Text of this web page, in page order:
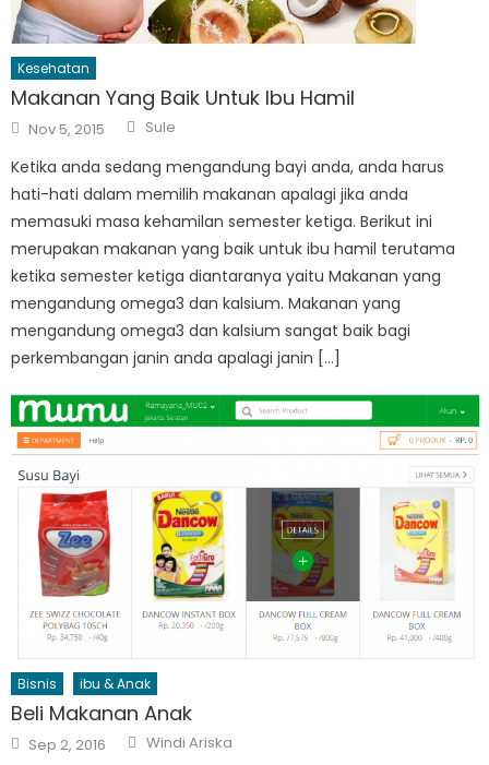
Kesehatan
Makanan Yang Baik Untuk Ibu Hamil
Posted
on
Nov 5, 2015 Author
Sule
Ketika anda sedang mengandung bayi anda, anda harus
hati-hati dalam memilih makanan apalagi jika anda
memasuki masa kehamilan semester ketiga. Berikut ini
merupakan makanan yang baik untuk ibu hamil terutama
ketika semester ketiga diantaranya yaitu Makanan yang
mengandung omega3 dan kalsium. Makanan yang
mengandung omega3 dan kalsium sangat baik bagi
perkembangan janin anda apalagi janin […]
Bisnis ibu & Anak
Beli Makanan Anak
Posted
on
Sep 2, 2016 Author
Windi Ariska